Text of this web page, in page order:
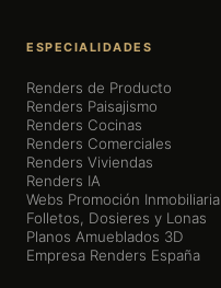
ESPECIALIDADES
Renders de Producto
Renders Paisajismo
Renders Cocinas
Renders Comerciales
Renders Viviendas
Renders IA
Webs Promoción Inmobiliaria
Folletos, Dosieres y Lonas
Planos Amueblados 3D
Empresa Renders España